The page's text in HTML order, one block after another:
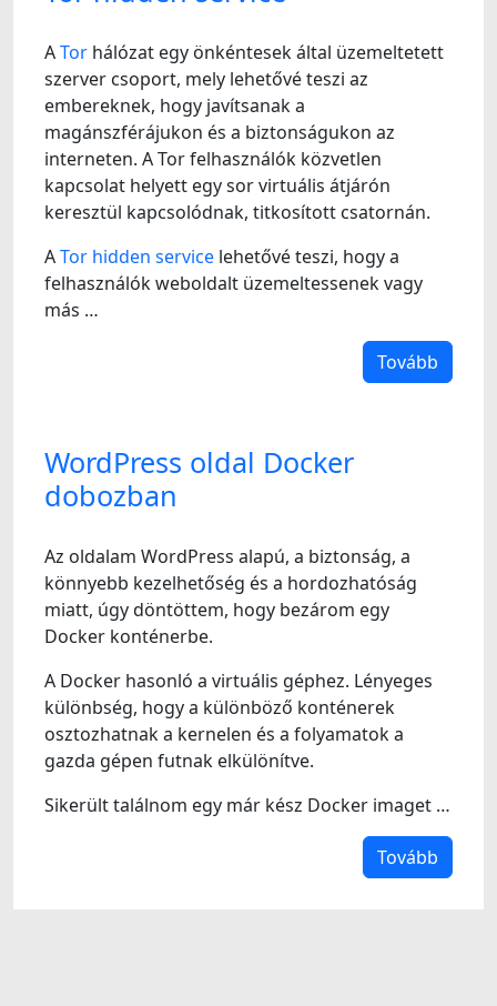
ATor hálózat egy önkéntesek által üzemeltetett
szerver csoport, mely lehetővé teszi az
embereknek, hogy javítsanak a
magánszférájukon és a biztonságukon az
interneten. A Tor felhasználók közvetlen
kapcsolat helyett egy sor virtuális átjárón
keresztül kapcsolódnak, titkosított csatornán.
ATor hidden service lehetővé teszi, hogy a
felhasználók weboldalt üzemeltessenek vagy
más …
Tovább
WordPress oldal Docker
dobozban
Az oldalam WordPress alapú, a biztonság, a
könnyebb kezelhetőség és a hordozhatóság
miatt, úgy döntöttem, hogy bezárom egy
Docker konténerbe.
A Docker hasonló a virtuális géphez. Lényeges
különbség, hogy a különböző konténerek
osztozhatnak a kernelen és a folyamatok a
gazda gépen futnak elkülönítve.
Sikerült találnom egy már kész Docker imaget …
Tovább